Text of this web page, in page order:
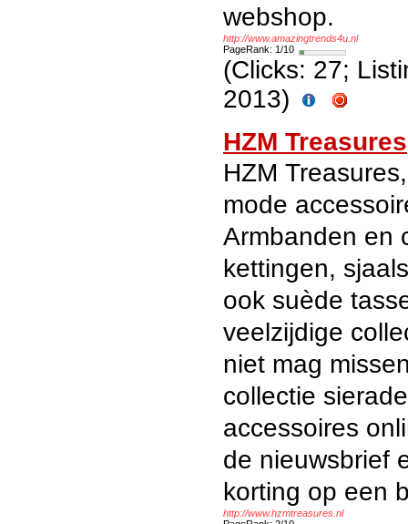
webshop.
http://www.amazingtrends4u.nl
PageRank: 1/10
(Clicks: 27;
2013)
HZM Treasures
HZM
mode
Armbanden en
kettingen,
ook suède
veelzijdige
niet mag
collectie
accessoires
de nieuwsbrief
korting op een
http://www.hzmtreasures.nl